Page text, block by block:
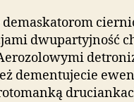
dwupartyjność
dementujecie